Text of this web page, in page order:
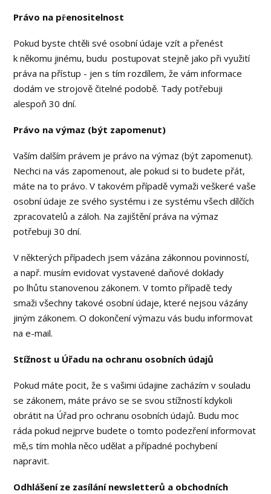
Právo na přenositelnost
Pokud byste chtěli své osobní údaje vzít a přenést
k někomu jinému, budu postupovat stejně jako při využití
práva na přístup - jen s tím rozdílem, že vám informace
dodám ve strojově čitelné podobě. Tady potřebuji
alespoň 30 dní.
Právo na výmaz (být zapomenut)
Vaším dalším právem je právo na výmaz (být zapomenut).
Nechci na vás zapomenout, ale pokud si to budete přát,
máte na to právo. V takovém případě vymaži veškeré vaše
osobní údaje ze svého systému i ze systému všech dílčích
zpracovatelů a záloh. Na zajištění práva na výmaz
potřebuji 30 dní.
V některých případech jsem vázána zákonnou povinností,
a např. musím evidovat vystavené daňové doklady
po lhůtu stanovenou zákonem. V tomto případě tedy
smaži všechny takové osobní údaje, které nejsou vázány
jiným zákonem. O dokončení výmazu vás budu informovat
na e-mail.
Stížnost u Úřadu na ochranu osobních údajů
Pokud máte pocit, že s vašimi údajine zacházím v souladu
se zákonem, máte právo se se svou stížností kdykoli
obrátit na Úřad pro ochranu osobních údajů. Budu moc
ráda pokud nejprve budete o tomto podezření informovat
mě,s tím mohla něco udělat a případné pochybení
napravit.
Odhlášení ze zasílání newsletterů a obchodních